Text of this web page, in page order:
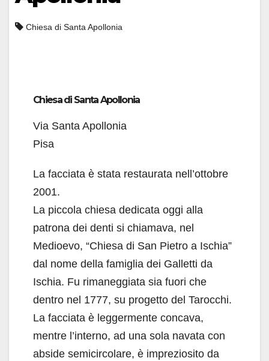
Chiesa di Santa Apollonia
Chiesa di Santa Apollonia
Via Santa Apollonia
Pisa
La facciata è stata restaurata nell’ottobre
2001.
La piccola chiesa dedicata oggi alla
patrona dei denti si chiamava, nel
Medioevo, “Chiesa di San Pietro a Ischia”
dal nome della famiglia dei Galletti da
Ischia. Fu rimaneggiata sia fuori che
dentro nel 1777, su progetto del Tarocchi.
La facciata è leggermente concava,
mentre l’interno, ad una sola navata con
abside semicircolare, è impreziosito da